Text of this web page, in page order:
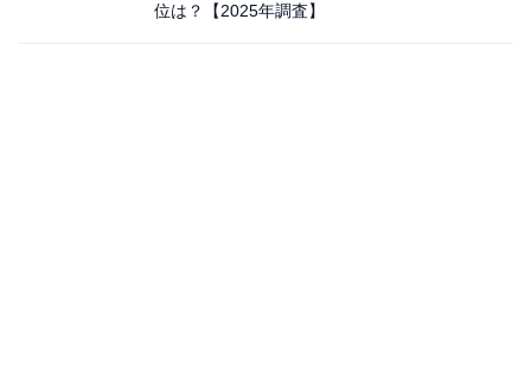
位は？【2025年調査】